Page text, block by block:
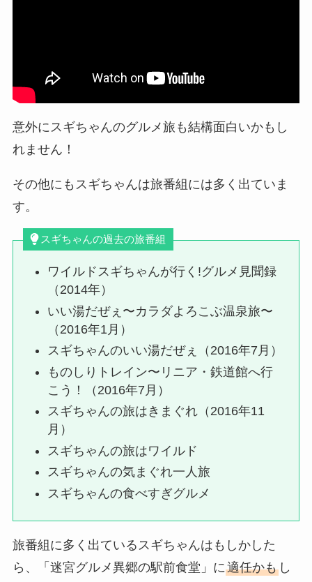
意外にスギちゃんのグルメ旅も結構面白いかもし
れません！
その他にもスギちゃんは旅番組には多く出ていま
す。
スギちゃんの過去の旅番組
ワイルドスギちゃんが行く!グルメ見聞録
（2014年）
いい湯だぜぇ〜カラダよろこぶ温泉旅〜
（2016年1月）
スギちゃんのいい湯だぜぇ（2016年7月）
ものしりトレイン〜リニア・鉄道館へ行
こう！（2016年7月）
スギちゃんの旅はきまぐれ（2016年11
月）
スギちゃんの旅はワイルド
スギちゃんの気まぐれ一人旅
スギちゃんの食べすぎグルメ
旅番組に多く出ているスギちゃんはもしかした
ら、「迷宮グルメ異郷の駅前食堂」に適任かもし